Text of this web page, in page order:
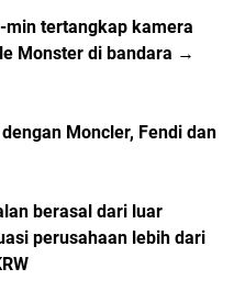
min tertangkap kamera
Monster di bandara →
Moncler, Fendi dan
berasal dari luar
perusahaan lebih dari